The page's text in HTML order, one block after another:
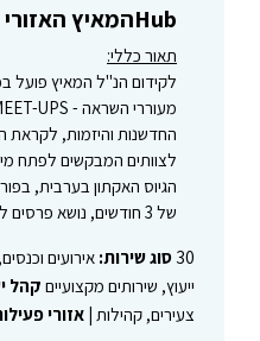
Hubהמאיץ האזורי כרמל וים
תאור כללי:
לקידום הנ"ל המאיץ פועל
החדשנות והיזמות,
לצוותים המבקשים לפתח
הגיוס האקתון בערבית,
של 3 חודשים, נושא פרסים להכשרת צוותים לקראת המאיץ
30 סוג שירות: אירועים
ייעוץ, שירותים מקצועיים קהל
צעירים, קהילות | אזורי